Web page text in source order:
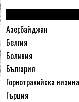
Азербайджан
Белгия
Боливия
България
Горнотракийска низина
Гърция